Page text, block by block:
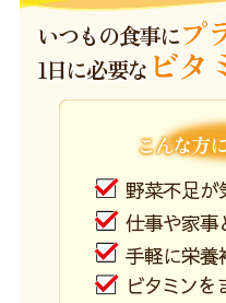
いつもの食事にプ
1日に必要な ビタ
こんな方
野菜不足が
仕事や家事
手軽に栄養
ビタミンを